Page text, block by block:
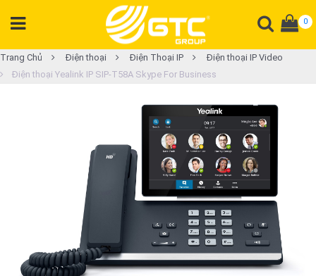
0
Trang Chủ Điện thoại Điện Thoại IP
Điện thoại IP Video
Điện thoại Yealink IP SIP-T58A Skype For Business
DANH
MỤC
Gateway